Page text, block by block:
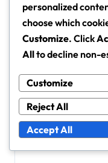
Plus tard dans
à des clubs
tactiques
son
en fonction de
l’équipe,
le terrain.
personalized
choose which
Customize. Click
Allto decline non-
Customize
Reject All
Accept All